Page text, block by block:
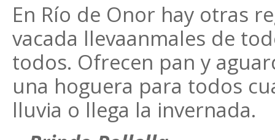
En Río de Onor hay otras
vacada llevaanmales de
todos. Ofrecen pan y
una hoguera para todos
lluvia o llega la invernada.